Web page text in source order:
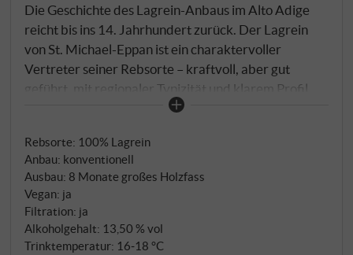
Die Geschichte des Lagrein-Anbaus im Alto Adige
reicht bis ins 14. Jahrhundert zurück. Der Lagrein
von St. Michael-Eppan ist ein charaktervoller
Vertreter seiner Rebsorte – kraftvoll, aber gut
geführt, mit regionaler Typizität und klarem Profil.
Gewachsen auf tiefgründigen, sandig-lehmigen
was Südtirols autochthone Rotweinsorte in guten
Händen leisten kann. Der Jahrgang 2024 brachte
eine ausgewogene Reife, die Frische und Tiefe
gleichermaßen ermöglichte. Nach der klassischen
Maischegärung reifte der Wein mehrere Monate im
großen Holzfass, was Struktur verleiht, ohne die
Rebsorte: 100% Lagrein
Anbau: konventionell
Ausbau: 8 Monate großes Holzfass
Vegan: ja
Filtration: ja
Alkoholgehalt: 13,50 % vol
Trinktemperatur: 16‑18 °C